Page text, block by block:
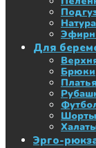
Для
Эрго-